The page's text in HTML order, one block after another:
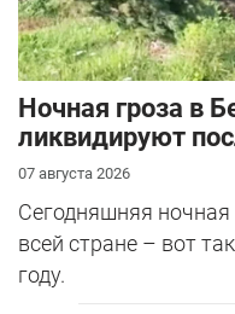
Ночная гроза в
ликвидируют
07 августа 2026
Сегодняшняя
всей стране – вот
году.